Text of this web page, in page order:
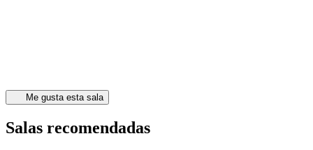
Me gusta esta sala
Salas recomendadas